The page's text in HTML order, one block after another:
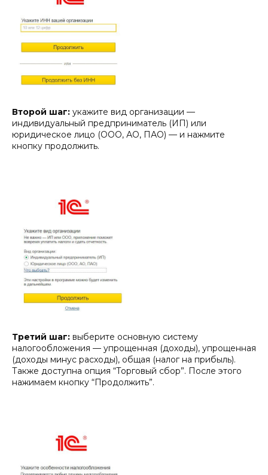
Второй шаг: укажите вид организации —
индивидуальный предприниматель (ИП) или
юридическое лицо (ООО, АО, ПАО) — и нажмите
кнопку продолжить.
Третий шаг: выберите основную систему
налогообложения — упрощенная (доходы), упрощенная
(доходы минус расходы), общая (налог на прибыль).
Также доступна опция “Торговый сбор”. После этого
нажимаем кнопку “Продолжить”.